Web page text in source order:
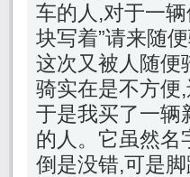
车的人,对于一
块写着”请来随
这次又被人随便
骑实在是不方便,
于是我买了一辆
的人。它虽然名
倒是没错,可是